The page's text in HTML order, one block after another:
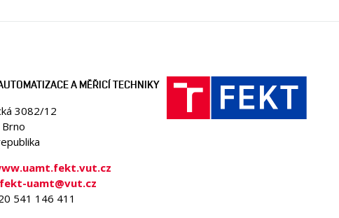
A MĚŘICÍ TECHNIKY
3082/12
fekt-uamt@vut.cz
541 146 411